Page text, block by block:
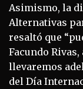
Asimismo, la
Alternativas
resaltó que
Facundo
llevaremos
del Día